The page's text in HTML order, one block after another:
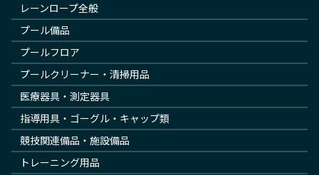
レーンロープ全般
プール備品
プールフロア
プールクリーナー・清掃用品
医療器具・測定器具
指導用具・ゴーグル・キャップ類
競技関連備品・施設備品
トレーニング用品